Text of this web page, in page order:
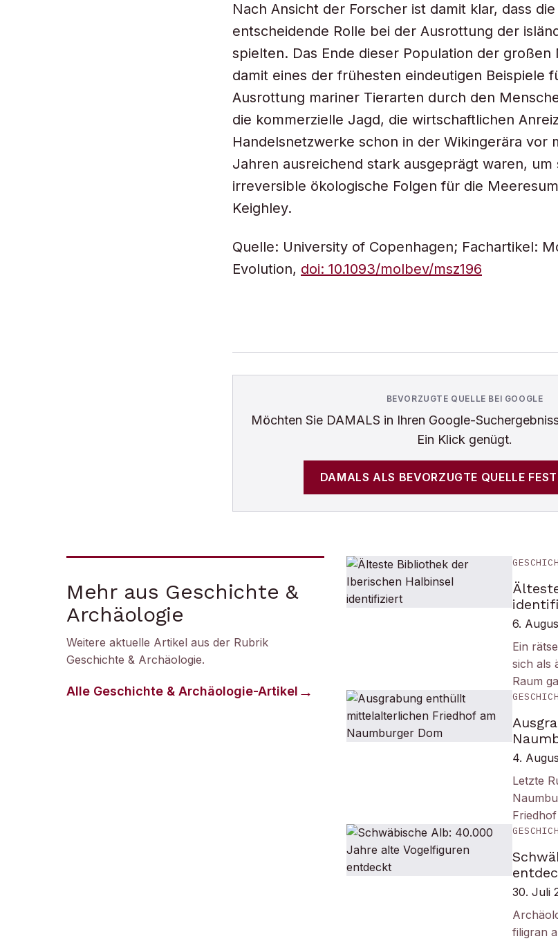
Nach Ansicht der Forscher ist damit klar, dass
entscheidende Rolle bei der Ausrottung der
spielten. Das Ende dieser Population der großen
damit eines der frühesten eindeutigen Beispiele
Ausrottung mariner Tierarten durch den
die kommerzielle Jagd, die wirtschaftlichen
Handelsnetzwerke schon in der Wikingerära vor
Jahren ausreichend stark ausgeprägt waren, um
irreversible ökologische Folgen für die
Keighley.
Quelle: University of Copenhagen; Fachartikel:
Evolution, doi: 10.1093/molbev/msz196
BEVORZUGTE QUELLE BEI GOOGLE
Möchten Sie DAMALS in Ihren Google-
Ein Klick genügt.
DAMALS ALS BEVORZUGTE QUELLE
Mehr aus Geschichte &
Archäologie
Weitere aktuelle Artikel aus der Rubrik
Geschichte & Archäologie.
Alle Geschichte & Archäologie-Artikel
6.
Ein
sich als
Raum
4.
Letzte
30. Juli
filigran